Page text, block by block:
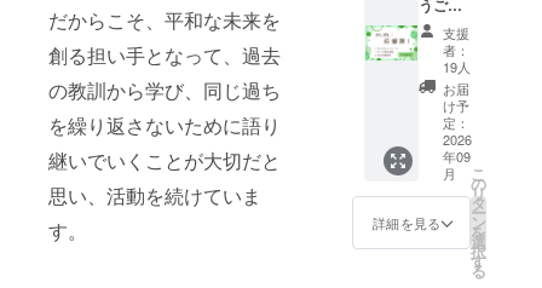
だからこそ、平和な未来を
創る担い手となって、過去
の教訓から学び、同じ過ち
を繰り返さないために語り
継いでいくことが大切だと
思い、活動を続けていま
す。
す。 ③
ピース
キャン
ドル終
了後(9
月頃)に
2026年
活動報
告をお
送りし
ます。
※応援隊
うござ
いま
す！ ①
募集期
間終了
後、サ
ンクス
メール
をお送
りしま
す。 ②
ピース
キャン
ドルラ
支援
者：
19人
お届
け予
定：
2026
年09
月
詳細を見る
こ
の
リ
タ
ー
ン
を
選
択
す
る